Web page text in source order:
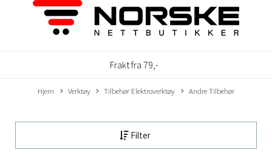
Frakt fra 79,-
Hjem Verktøy Tilbehør Elektroverktøy Andre Tilbehør
Filter